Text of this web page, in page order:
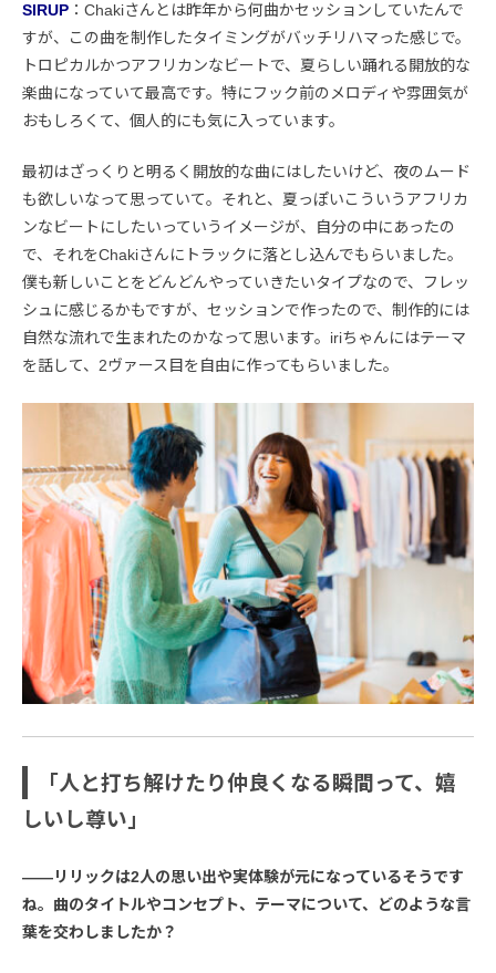
SIRUP ：Chakiさんとは昨年から何曲かセッションしていたんで
すが、この曲を制作したタイミングがバッチリハマった感じで。
トロピカルかつアフリカンなビートで、夏らしい踊れる開放的な
楽曲になっていて最高です。特にフック前のメロディや雰囲気が
おもしろくて、個人的にも気に入っています。
最初はざっくりと明るく開放的な曲にはしたいけど、夜のムード
も欲しいなって思っていて。それと、夏っぽいこういうアフリカ
ンなビートにしたいっていうイメージが、自分の中にあったの
で、それをChakiさんにトラックに落とし込んでもらいました。
僕も新しいことをどんどんやっていきたいタイプなので、フレッ
シュに感じるかもですが、セッションで作ったので、制作的には
自然な流れで生まれたのかなって思います。iriちゃんにはテーマ
を話して、2ヴァース目を自由に作ってもらいました。
「人と打ち解けたり仲良くなる瞬間って、嬉
しいし尊い」
――リリックは2人の思い出や実体験が元になっているそうです
ね。曲のタイトルやコンセプト、テーマについて、どのような言
葉を交わしましたか？